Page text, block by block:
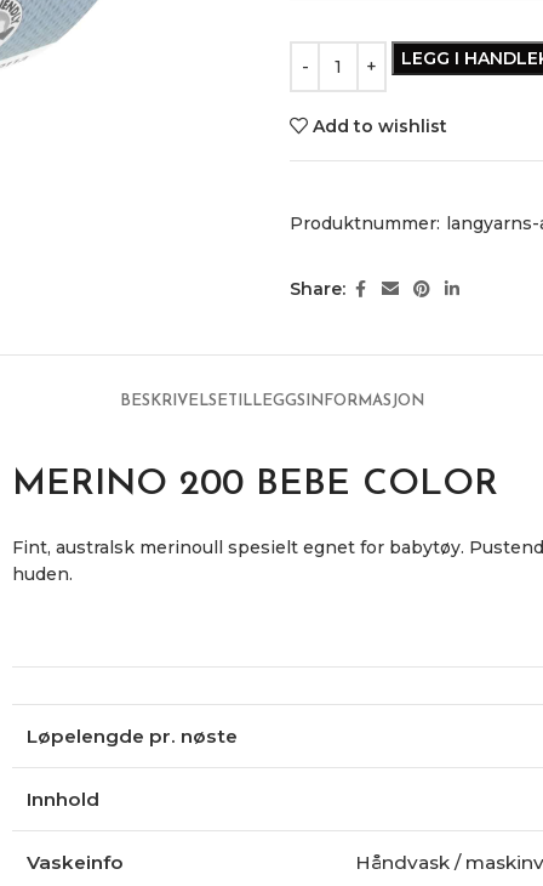
LEGG I
Add to wishlist
Produktnummer: langyarns-
Share:
BESKRIVELSETILLEGGSINFORMASJON
MERINO 200 BEBE COLOR
Fint, australsk merinoull spesielt egnet for babytøy.
huden.
Løpelengde pr. nøste
Innhold
Vaskeinfo Håndvask /